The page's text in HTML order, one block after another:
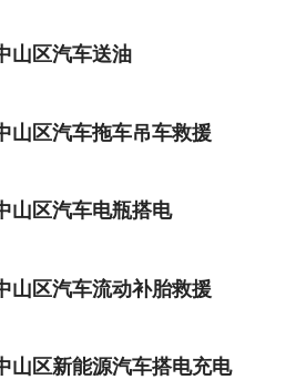
山区汽车送油
山区汽车拖车吊车救援
山区汽车电瓶搭电
山区汽车流动补胎救援
山区新能源汽车搭电充电